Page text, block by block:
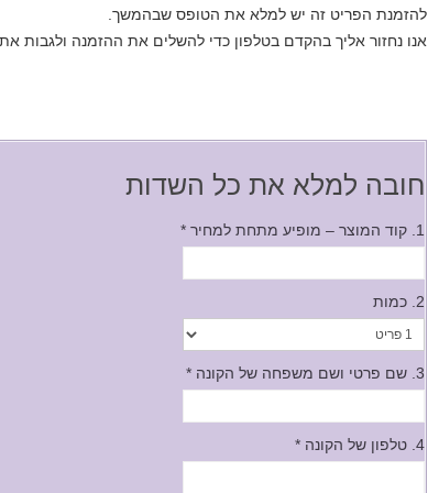
להזמנת הפריט זה יש למלא את הטופס שבהמשך.
אנו נחזור אליך בהקדם בטלפון כדי להשלים את ההזמנה ולגבות
חובה למלא את כל השדות
1. קוד המוצר – מופיע מתחת למחיר *
2. כמות
3. שם פרטי ושם משפחה של הקונה *
4. טלפון של הקונה *